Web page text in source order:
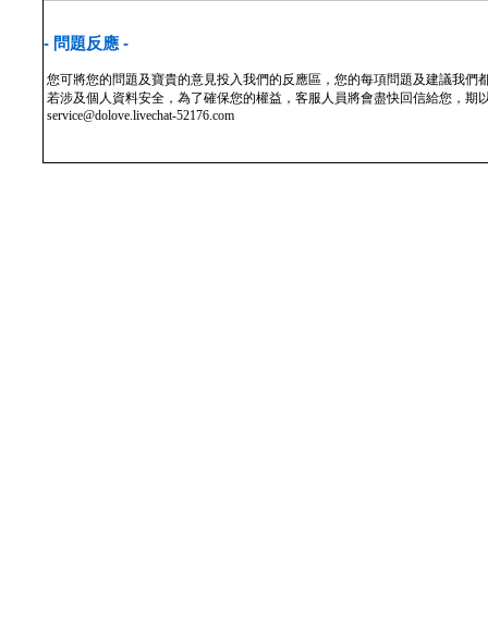
- 問題反應 -
您可將您的問題及寶貴的意見投入我們的反應區，您的每項問題及建議我
若涉及個人資料安全，為了確保您的權益，客服人員將會盡快回信給您，
service@dolove.livechat-52176.com